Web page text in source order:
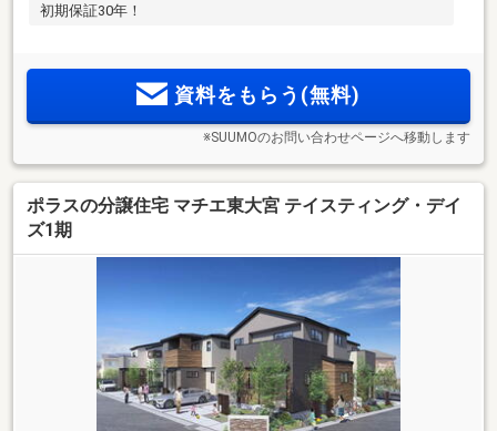
初期保証30年！
資料をもらう(無料)
※SUUMOのお問い合わせページへ移動します
ポラスの分譲住宅 マチエ東大宮 テイスティング・デイ
ズ1期